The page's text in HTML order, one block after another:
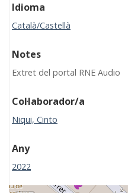
Idioma
Català/Castellà
Notes
Extret del portal RNE Audio
Col·laborador/a
Niqui, Cinto
Any
2022